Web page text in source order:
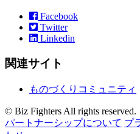
Facebook
Twitter
Linkedin
関連サイト
ものづくりコミュニティ
© Biz Fighters All rights reserved.
パートナーシップについて プ